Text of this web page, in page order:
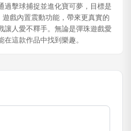
過擊球捕捉並進化寶可夢，目標是
戲內置震動功能，帶來更真實的
讓人愛不釋手。無論是彈珠遊戲愛
這款作品中找到樂趣。